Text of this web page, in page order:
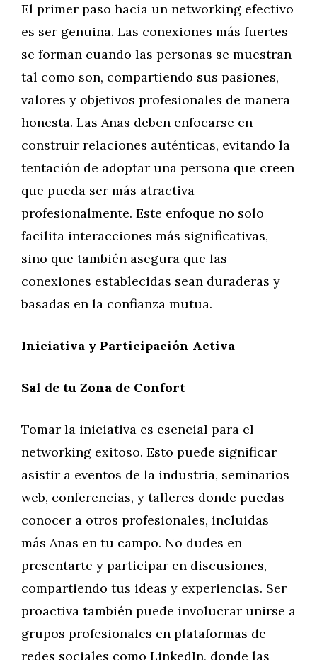
El primer paso hacia un networking efectivo
es ser genuina. Las conexiones más fuertes
se forman cuando las personas se muestran
tal como son, compartiendo sus pasiones,
valores y objetivos profesionales de manera
honesta. Las Anas deben enfocarse en
construir relaciones auténticas, evitando la
tentación de adoptar una persona que creen
que pueda ser más atractiva
profesionalmente. Este enfoque no solo
facilita interacciones más significativas,
sino que también asegura que las
conexiones establecidas sean duraderas y
basadas en la confianza mutua.
Iniciativa y Participación Activa
Sal de tu Zona de Confort
Tomar la iniciativa es esencial para el
networking exitoso. Esto puede significar
asistir a eventos de la industria, seminarios
web, conferencias, y talleres donde puedas
conocer a otros profesionales, incluidas
más Anas en tu campo. No dudes en
presentarte y participar en discusiones,
compartiendo tus ideas y experiencias. Ser
proactiva también puede involucrar unirse a
grupos profesionales en plataformas de
redes sociales como LinkedIn, donde las